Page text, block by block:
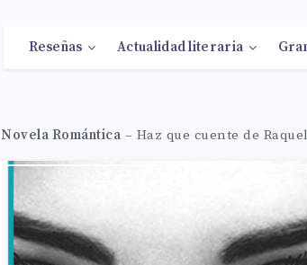
Reseñas Actualidad literaria
Novela Romántica – Haz que cuente de